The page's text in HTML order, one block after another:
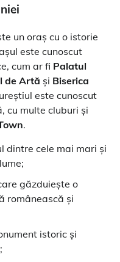
un oraș cu o istorie
este cunoscut
cum ar fi Palatul
de Artă și Biserica
este cunoscut
cu multe cluburi și
.
dintre cele mai mari și
găzduiește o
românească și
istoric și